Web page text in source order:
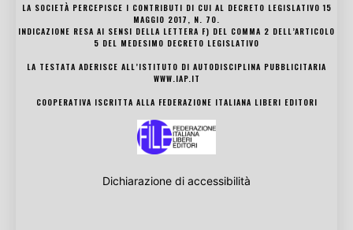
LA SOCIETÀ PERCEPISCE I CONTRIBUTI DI CUI AL DECRETO LEGISLATIVO 15
MAGGIO 2017, N. 70.
INDICAZIONE RESA AI SENSI DELLA LETTERA F) DEL COMMA 2 DELL’ARTICOLO
5 DEL MEDESIMO DECRETO LEGISLATIVO
LA TESTATA ADERISCE ALL’ISTITUTO DI AUTODISCIPLINA PUBBLICITARIA
WWW.IAP.IT
COOPERATIVA ISCRITTA ALLA FEDERAZIONE ITALIANA LIBERI EDITORI
Dichiarazione di accessibilità